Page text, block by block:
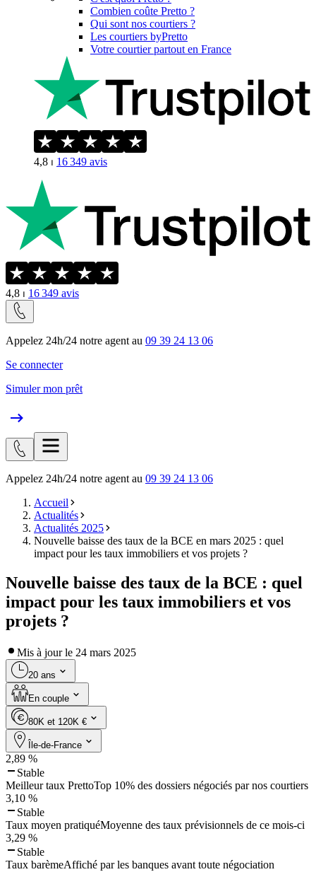
Combien coûte Pretto ?
Qui sont nos courtiers ?
Les courtiers byPretto
Votre courtier partout en France
4,8 ⏐ 16 349 avis
4,8 ⏐ 16 349 avis
Appelez 24h/24 notre agent au 09 39 24 13 06
Se connecter
Simuler mon prêt
Appelez 24h/24 notre agent au 09 39 24 13 06
Accueil
Actualités
Actualités 2025
Nouvelle baisse des taux de la BCE en mars 2025 : quel
impact pour les taux immobiliers et vos projets ?
Nouvelle baisse des taux de la BCE : quel
impact pour les taux immobiliers et vos
projets ?
Mis à jour le 24 mars 2025
20 ans
En couple
80K et 120K €
Île-de-France
2,89 %
Stable
Meilleur taux PrettoTop 10% des dossiers négociés par nos courtiers
3,10 %
Stable
Taux moyen pratiquéMoyenne des taux prévisionnels de ce mois-ci
3,29 %
Stable
Taux barèmeAffiché par les banques avant toute négociation